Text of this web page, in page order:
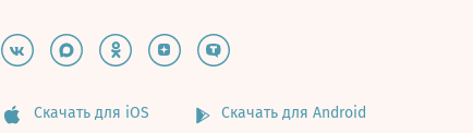
Скачать для iOS Скачать для Android